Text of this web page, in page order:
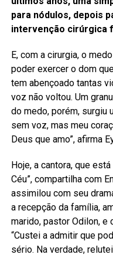
para nódulos, depois
intervenção cirúrgica
E, com a cirurgia, o
poder exercer o dom
tem abençoado tantas
voz não voltou. Um
do medo, porém, surgiu
sem voz, mas meu
Deus que amo”, afirma
Hoje, a cantora, que
Céu”, compartilha com
assimilou com seu
a recepção da família,
marido, pastor Odilon, e
“Custei a admitir que
sério. Na verdade,